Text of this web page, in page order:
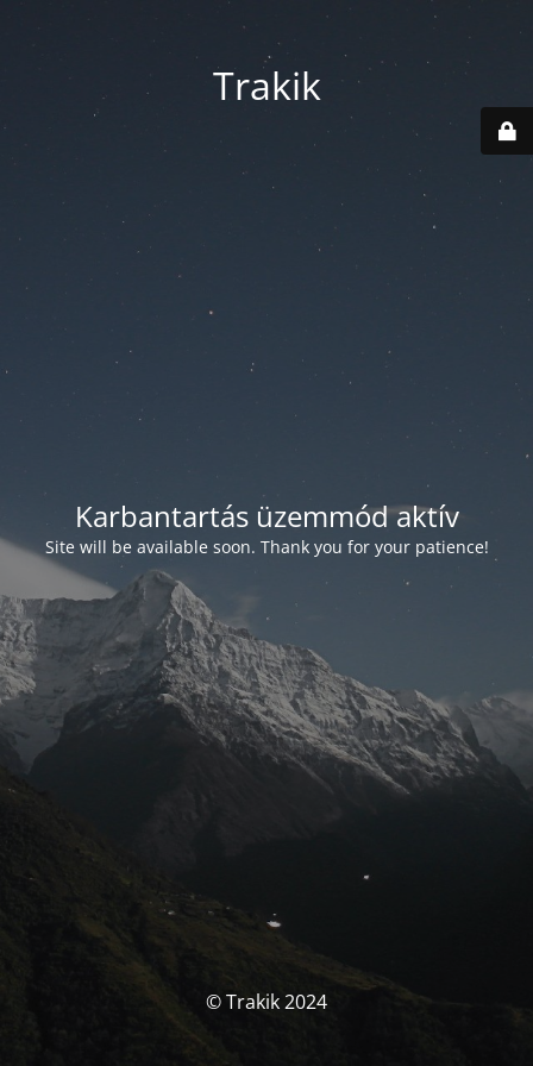
Trakik
Karbantartás üzemmód aktív
Site will be available soon. Thank you for your patience!
© Trakik 2024